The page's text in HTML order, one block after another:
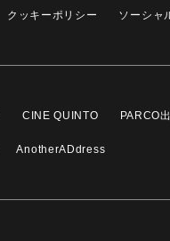
クッキーポリシー ソーシャ
CINE QUINTO PARCO
AnotherADdress